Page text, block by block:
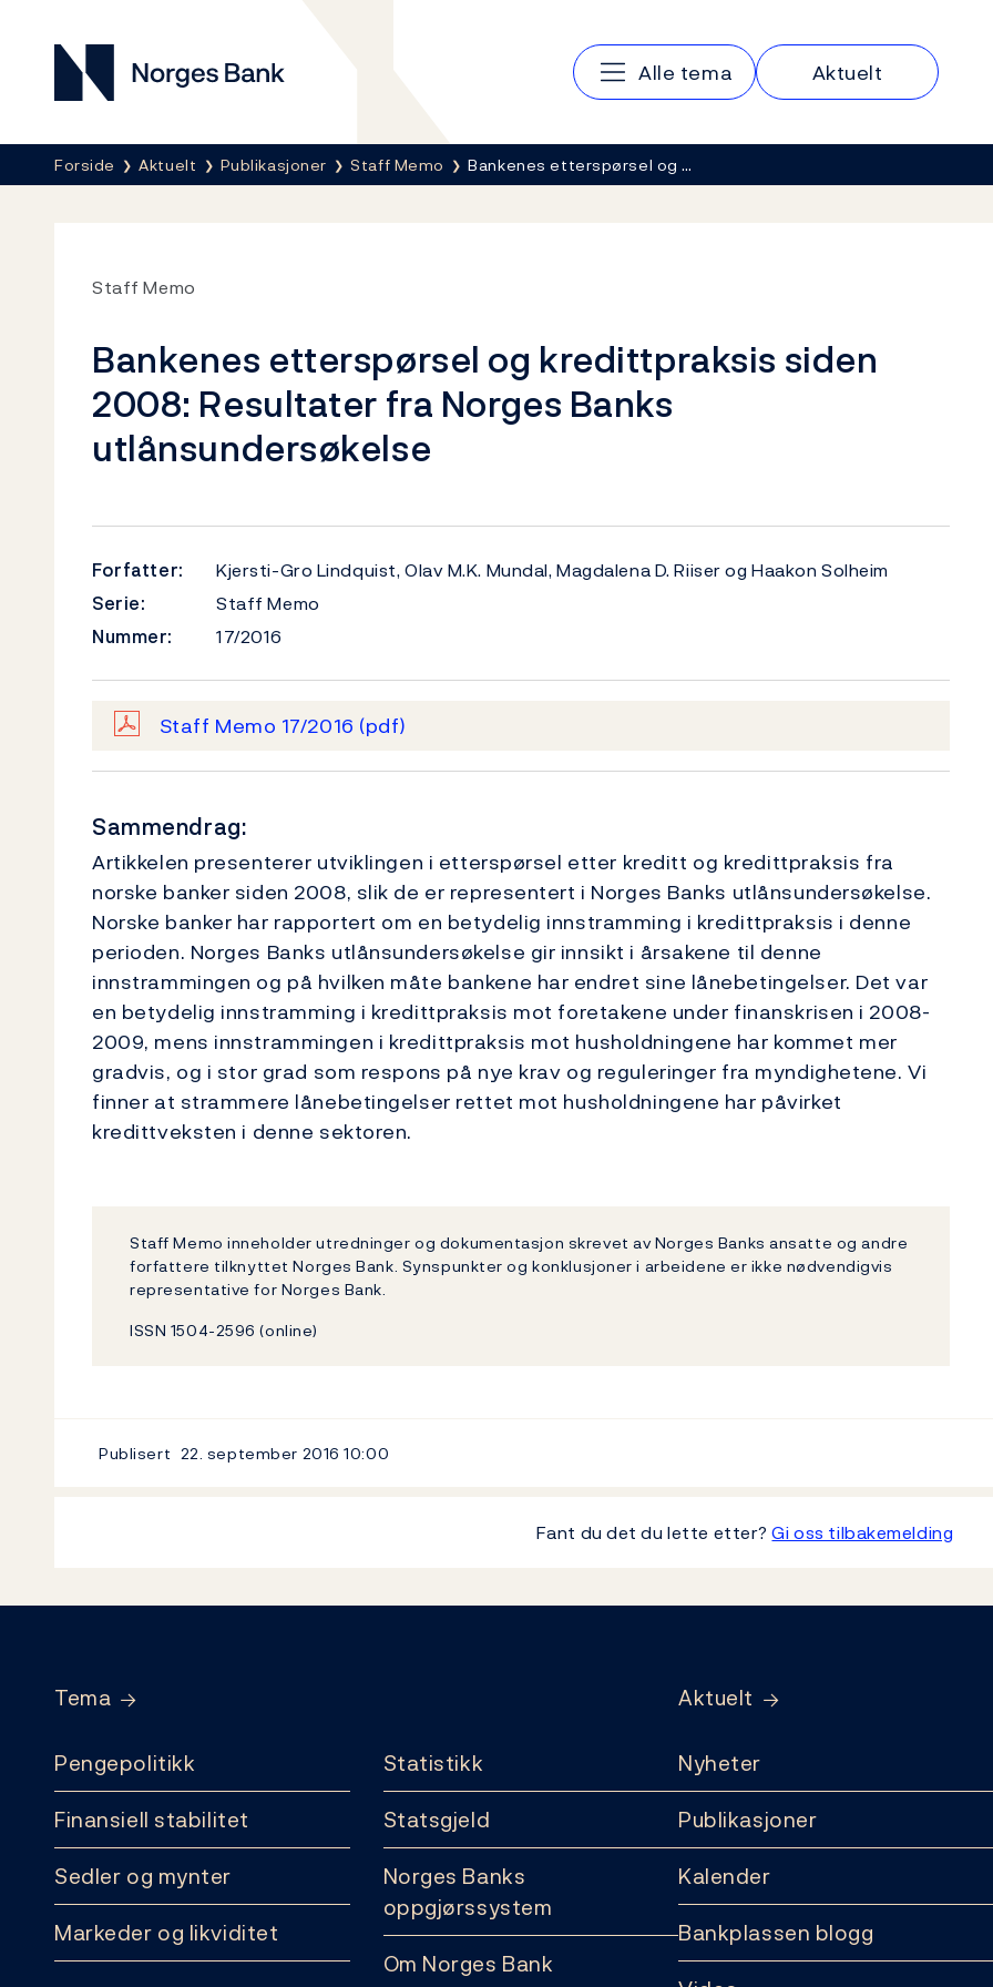
Norges Bank
Hovedmeny
Alle tema Aktuelt
Her er du nå:
Forside Aktuelt Publikasjoner Staff Memo Bankenes etterspørsel og …
Staff Memo
Bankenes etterspørsel og kredittpraksis siden
2008: Resultater fra Norges Banks
utlånsundersøkelse
Forfatter:
Kjersti-Gro Lindquist, Olav M.K. Mundal, Magdalena D. Riiser og Haakon Solheim
Serie:
Staff Memo
Nummer:
17/2016
Staff Memo 17/2016 (pdf)
Sammendrag:
Artikkelen presenterer utviklingen i etterspørsel etter kreditt og kredittpraksis fra
norske banker siden 2008, slik de er representert i Norges Banks utlånsundersøkelse.
Norske banker har rapportert om en betydelig innstramming i kredittpraksis i denne
perioden. Norges Banks utlånsundersøkelse gir innsikt i årsakene til denne
innstrammingen og på hvilken måte bankene har endret sine lånebetingelser. Det var
en betydelig innstramming i kredittpraksis mot foretakene under finanskrisen i 2008-
2009, mens innstrammingen i kredittpraksis mot husholdningene har kommet mer
gradvis, og i stor grad som respons på nye krav og reguleringer fra myndighetene. Vi
finner at strammere lånebetingelser rettet mot husholdningene har påvirket
kredittveksten i denne sektoren.
Staff Memo inneholder utredninger og dokumentasjon skrevet av Norges Banks ansatte og andre
forfattere tilknyttet Norges Bank. Synspunkter og konklusjoner i arbeidene er ikke nødvendigvis
representative for Norges Bank.
ISSN 1504-2596 (online)
Publisert 22. september 201610:00
Fant du det du lette etter?Gi oss tilbakemelding
Tema
Pengepolitikk
Finansiell stabilitet
Sedler og mynter
Markeder og likviditet
Statistikk
Statsgjeld
Norges Banks
oppgjørssystem
Om Norges Bank
Aktuelt
Nyheter
Publikasjoner
Kalender
Bankplassen blogg